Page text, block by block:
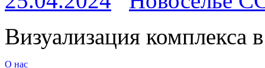
Визуализация комплекса
О нас